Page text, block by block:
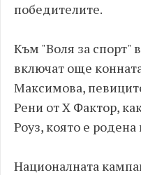
победителите.
Към "Воля за спорт"
включат още
Максимова,
Рени от Х Фактор,
Роуз, която е
Националната